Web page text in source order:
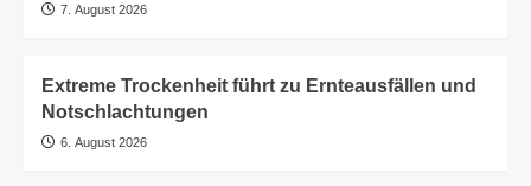
7. August 2026
Extreme Trockenheit führt zu Ernteausfällen und
Notschlachtungen
6. August 2026